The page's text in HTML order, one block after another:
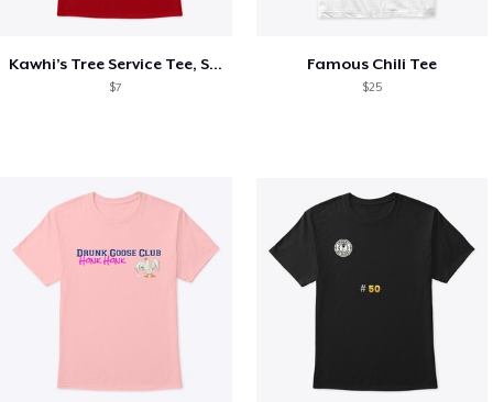
Kawhi’s Tree Service Tee, Shirts, Mug
$7
Famous Chili Tee
$25